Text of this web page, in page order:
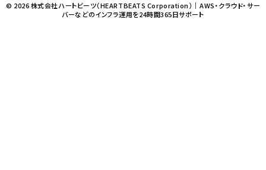
© 2026 株式会社ハートビーツ（HEARTBEATS Corporation）｜AWS・クラウド・サー
バーなどのインフラ運用を24時間365日サポート